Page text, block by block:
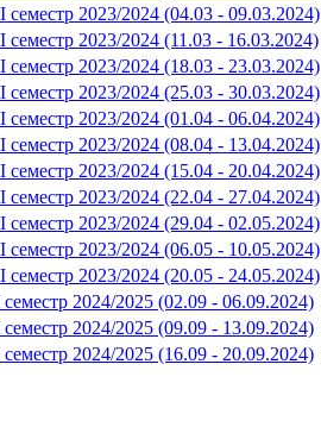
семестр 2023/2024 (04.03 - 09.03.2024)
семестр 2023/2024 (11.03 - 16.03.2024)
семестр 2023/2024 (18.03 - 23.03.2024)
семестр 2023/2024 (25.03 - 30.03.2024)
семестр 2023/2024 (01.04 - 06.04.2024)
семестр 2023/2024 (08.04 - 13.04.2024)
семестр 2023/2024 (15.04 - 20.04.2024)
семестр 2023/2024 (22.04 - 27.04.2024)
семестр 2023/2024 (29.04 - 02.05.2024)
семестр 2023/2024 (06.05 - 10.05.2024)
семестр 2023/2024 (20.05 - 24.05.2024)
2024/2025 (02.09 - 06.09.2024)
2024/2025 (09.09 - 13.09.2024)
2024/2025 (16.09 - 20.09.2024)